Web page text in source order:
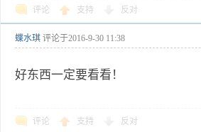
评论 支持 反对
蝶水琪 评论于2016-9-30 11:38
好东西一定要看看！
评论 支持 反对